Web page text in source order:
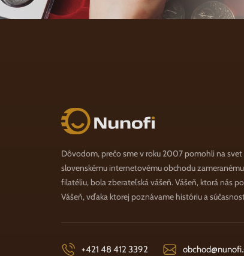
Nunofi.sk
Dôvodom, prečo sme v roku 2007 pomohli na
slovenskému internetovému obchodu
filatéliu, bola zberateľská vášeň. Vášeň, ktorá nás
Vášeň, vďaka ktorej poznávame históriu a
+421 48 412 3392